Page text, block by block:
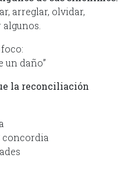
arreglar, olvidar,
un daño”
la reconciliación